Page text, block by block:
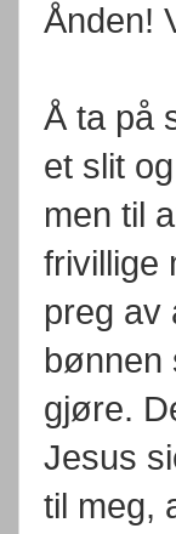
Ånden!
Å ta på
et slit
men til
frivillige
preg av
bønnen
gjøre.
Jesus
til meg,